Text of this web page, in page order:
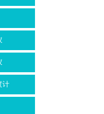
计